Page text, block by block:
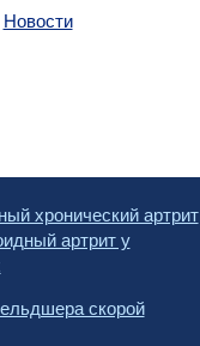
Новости
хронический артрит
артрит у
скорой